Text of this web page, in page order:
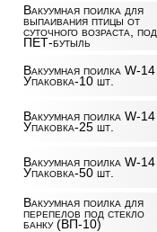
Вакуумная поилка для
выпаивания птицы от
суточного возраста, под
ПЕТ-бутыль
Вакуумная поилка W-14
Упаковка-10 шт.
Вакуумная поилка W-14
Упаковка-25 шт.
Вакуумная поилка W-14
Упаковка-50 шт.
Вакуумная поилка для
перепелов под стекло
банку (ВП-10)